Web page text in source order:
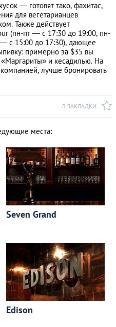
― готовят тако, фахитас,
для вегетарианцев
Также действует
(пн-пт ― с 17:30 до 19:00, пн-
с 15:00 до 17:30), дающее
примерно за $35 вы
и кесадилью. На
лучше бронировать
В ЗАКЛАДКИ
места:
Seven Grand
Edison